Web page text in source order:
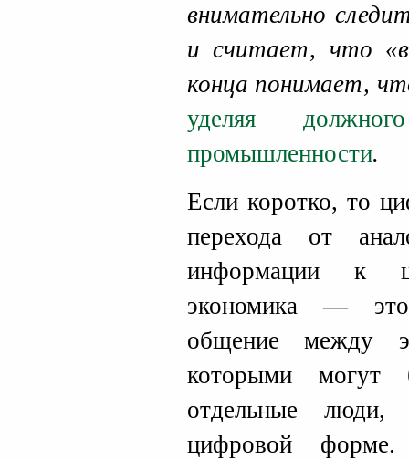
внимательно
и считает, что
конца понимает,
уделяя
промышленности.
Если коротко, то
перехода от
информации к
экономика —
общение между
которыми могут
отдельные
цифровой